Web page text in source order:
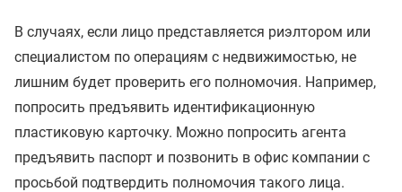
В случаях, если лицо представляется риэлтором или
специалистом по операциям с недвижимостью, не
лишним будет проверить его полномочия. Например,
попросить предъявить идентификационную
пластиковую карточку. Можно попросить агента
предъявить паспорт и позвонить в офис компании с
просьбой подтвердить полномочия такого лица.